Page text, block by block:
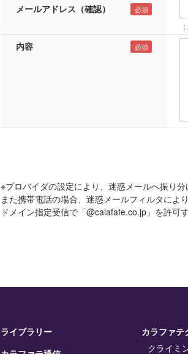
メールアドレス（確認）
内容
※プロバイダの設定により、迷惑メールへ振り分
また携帯電話の場合、迷惑メールフィルタによ
ドメイン指定受信で「@calafate.co.jp」を許可
ライブラリー
カラファテ
クライミ